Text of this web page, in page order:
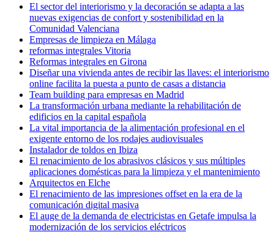
El sector del interiorismo y la decoración se adapta a las
nuevas exigencias de confort y sostenibilidad en la
Comunidad Valenciana
Empresas de limpieza en Málaga
reformas integrales Vitoria
Reformas integrales en Girona
Diseñar una vivienda antes de recibir las llaves: el interiorismo
online facilita la puesta a punto de casas a distancia
Team building para empresas en Madrid
La transformación urbana mediante la rehabilitación de
edificios en la capital española
La vital importancia de la alimentación profesional en el
exigente entorno de los rodajes audiovisuales
Instalador de toldos en Ibiza
El renacimiento de los abrasivos clásicos y sus múltiples
aplicaciones domésticas para la limpieza y el mantenimiento
Arquitectos en Elche
El renacimiento de las impresiones offset en la era de la
comunicación digital masiva
El auge de la demanda de electricistas en Getafe impulsa la
modernización de los servicios eléctricos